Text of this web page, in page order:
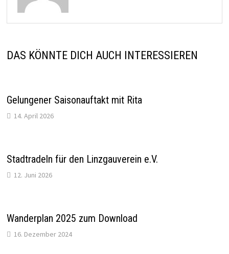
DAS KÖNNTE DICH AUCH INTERESSIEREN
Gelungener Saisonauftakt mit Rita
14. April 2026
Stadtradeln für den Linzgauverein e.V.
12. Juni 2026
Wanderplan 2025 zum Download
16. Dezember 2024